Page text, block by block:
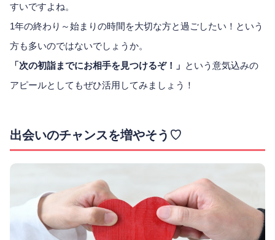
すいですよね。
1年の終わり～始まりの時間を大切な方と過ごしたい！という
方も多いのではないでしょうか。
「次の初詣までにお相手を見つけるぞ！」 という意気込みの
アピールとしてもぜひ活用してみましょう！
出会いのチャンスを増やそう♡